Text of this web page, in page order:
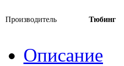
Производитель Тюбинг
Описание